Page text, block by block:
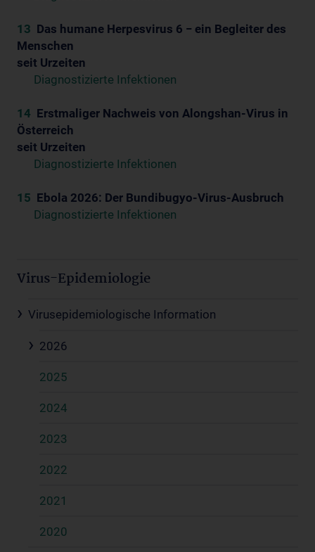
13 Das humane Herpesvirus 6 − ein Begleiter des
Menschen
seit Urzeiten
Diagnostizierte Infektionen
14 Erstmaliger Nachweis von Alongshan-Virus in
Österreich
seit Urzeiten
Diagnostizierte Infektionen
15 Ebola 2026: Der Bundibugyo-Virus-Ausbruch
Diagnostizierte Infektionen
Virus-Epidemiologie
Virusepidemiologische Information
2026
2025
2024
2023
2022
2021
2020